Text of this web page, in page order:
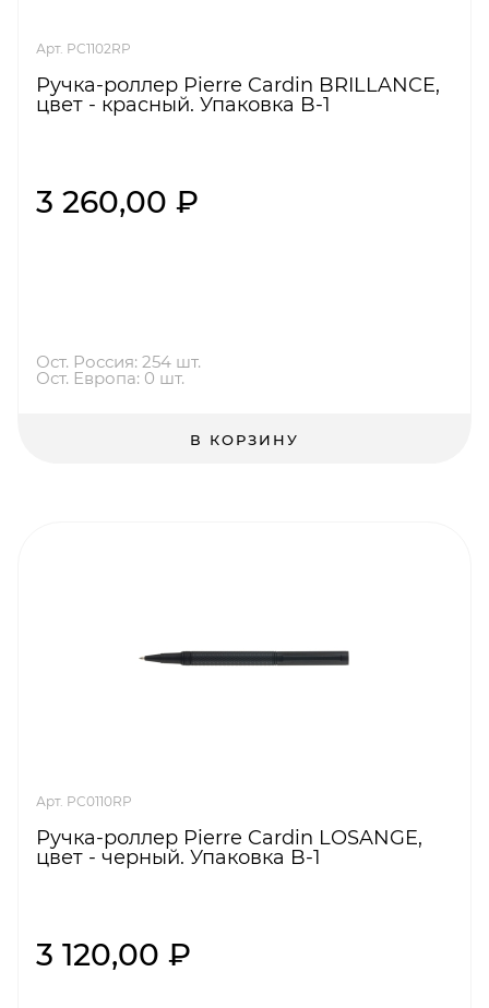
Арт. PC1102RP
Ручка-роллер Pierre Cardin BRILLANCE,
цвет - красный. Упаковка B-1
3 260,00 ₽
Ост. Россия: 254 шт.
Ост. Европа: 0 шт.
В КОРЗИНУ
Арт. PC0110RP
Ручка-роллер Pierre Cardin LOSANGE,
цвет - черный. Упаковка B-1
3 120,00 ₽